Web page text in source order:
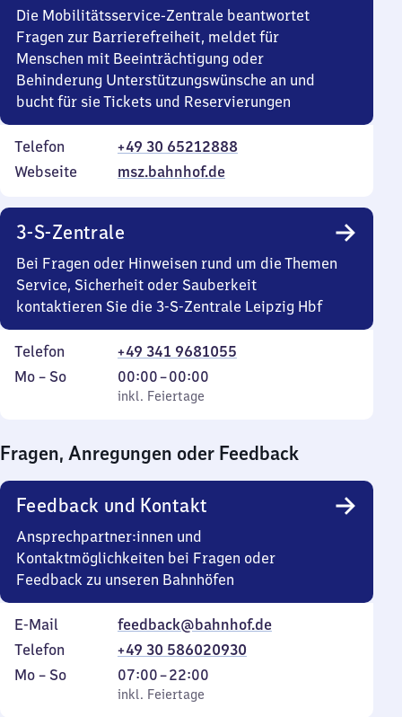
Die Mobilitätsservice-Zentrale beantwortet
Fragen zur Barrierefreiheit, meldet für
Menschen mit Beeinträchtigung oder
Behinderung Unterstützungswünsche an und
bucht für sie Tickets und Reservierungen
Telefon
+49 30 65212888
Webseite
msz.bahnhof.de
3-S-Zentrale
Bei Fragen oder Hinweisen rund um die Themen
Service, Sicherheit oder Sauberkeit
kontaktieren Sie die 3-S-Zentrale Leipzig Hbf
Telefon
+49 341 9681055
Montag
Mo – So,
inkl. Feiertage
00:00–00:00
Von
0
0
Uhr
inkl. Feiertage
Fragen, Anregungen oder Feedback
Feedback und Kontakt
Ansprechpartner:innen und
Kontaktmöglichkeiten bei Fragen oder
Feedback zu unseren Bahnhöfen
E-Mail
feedback@bahnhof.de
Telefon
+49 30 586020930
Montag
Mo – So,
inkl. Feiertage
07:00–22:00
Von
7
inkl. Feiertage